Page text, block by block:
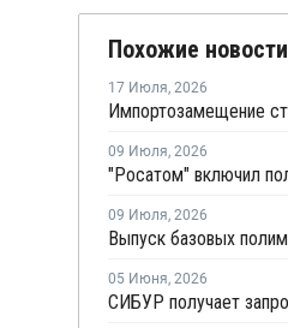
Похожие новости
17 Июля, 2026
09 Июля, 2026
09 Июля, 2026
05 Июня, 2026